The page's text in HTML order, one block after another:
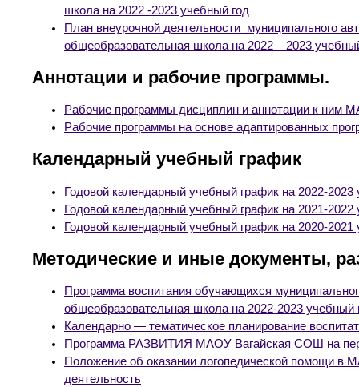
школа на 2022 -2023 учебный год
План внеурочной деятельности муниципального
общеобразовательная школа на 2022 – 2023
Аннотации и рабочие программы.
Рабочие программы дисциплин и аннотации к ним
Рабочие программы на основе адаптированных
Календарный учебный график
Годовой календарный учебный график на 2022-2023
Годовой календарный учебный график на 2021-2022
Годовой календарный учебный график на 2020-2021
Методические и иные документы,
Программа воспитания обучающихся
общеобразовательная школа на 2022-2023 учебный
Календарно — тематическое планирование
Программа РАЗВИТИЯ МАОУ Вагайская СОШ на
Положение об оказании логопедической помощи
деятельность